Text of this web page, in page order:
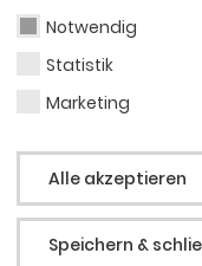
Notwendig
Statistik
Marketing
Alle akzeptieren
Speichern &